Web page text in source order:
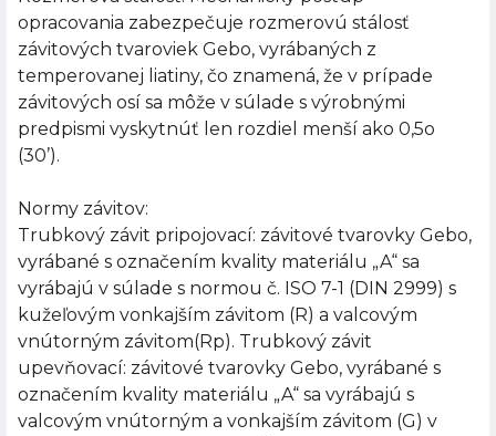
opracovania zabezpečuje rozmerovú stálosť
závitových tvaroviek Gebo, vyrábaných z
temperovanej liatiny, čo znamená, že v prípade
závitových osí sa môže v súlade s výrobnými
predpismi vyskytnúť len rozdiel menší ako 0,5o
(30’).
Normy závitov:
Trubkový závit pripojovací: závitové tvarovky Gebo,
vyrábané s označením kvality materiálu „A“ sa
vyrábajú v súlade s normou č. ISO 7-1 (DIN 2999) s
kužeľovým vonkajším závitom (R) a valcovým
vnútorným závitom(Rp). Trubkový závit
upevňovací: závitové tvarovky Gebo, vyrábané s
označením kvality materiálu „A“ sa vyrábajú s
valcovým vnútorným a vonkajším závitom (G) v